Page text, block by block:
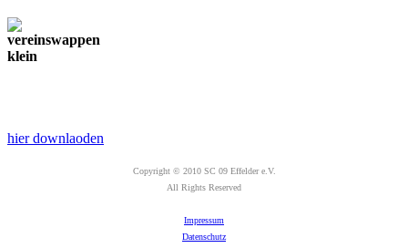
hier downlaoden
Copyright © 2010 SC 09 Effelder e.V.
All Rights Reserved
Impressum
Datenschutz